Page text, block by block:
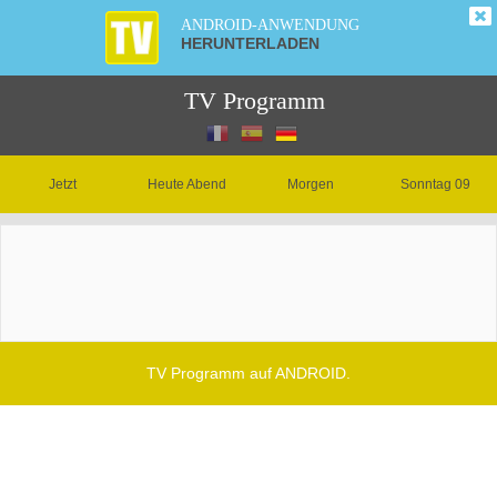
ANDROID-ANWENDUNG
HERUNTERLADEN
TV Programm
Jetzt Heute Abend Morgen Sonntag 09
TV Programm auf ANDROID.